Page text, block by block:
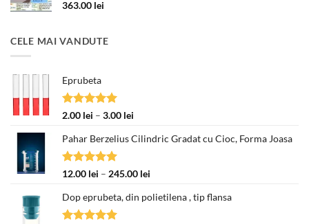
363.00 lei
CELE MAI VANDUTE
Eprubeta
Evaluat la
2.00 lei – 3.00 lei
prețuri:
la
3.00 lei
Pahar Berzelius Cilindric Gradat cu Cioc, Forma Joasa
Evaluat la
12.00 lei – 245.00 lei
prețuri:
Dop eprubeta, din polietilena , tip flansa